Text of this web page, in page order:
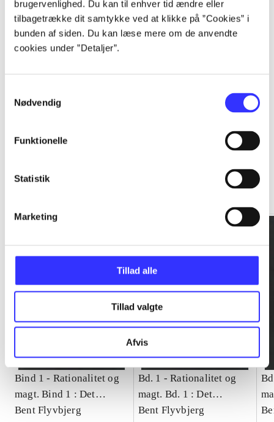
brugervenlighed. Du kan til enhver tid ændre eller
tilbagetrække dit samtykke ved at klikke på ”Cookies” i
bunden af siden. Du kan læse mere om de anvendte
cookies under ”Detaljer”.
Nødvendig
Funktionelle
Statistik
Marketing
Tillad alle
Tillad valgte
Afvis
...
Bind 1 - Rationalitet og
magt. Bind 1 : Det
konkretes videnskab
Bent Flyvbjerg
Bd. 1 -Rationalitet og
magt. Bd. 1 : Det
konkretes videnskab
Bent Flyvbjerg